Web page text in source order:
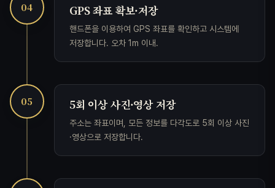
04 GPS 좌표 확보·저장
핸드폰을 이용하여 GPS 좌표를 확인하고 시스템에
저장합니다. 오차 1m 이내.
05 5회 이상 사진·영상 저장
주소는 좌표이며, 모든 정보를 다각도로 5회 이상 사진
·영상으로 저장합니다.